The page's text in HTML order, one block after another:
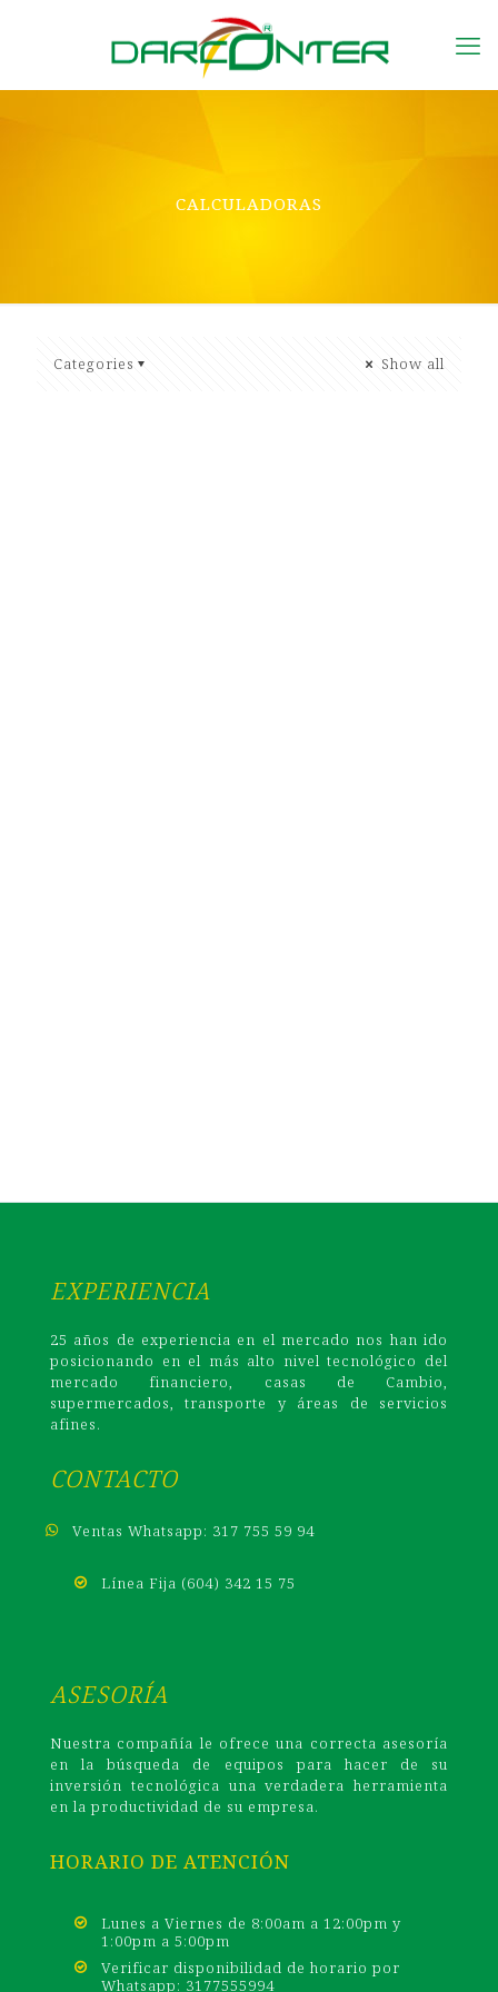
CALCULADORAS
Categories Show all
EXPERIENCIA
25 años de experiencia en el mercado nos han ido
posicionando en el más alto nivel tecnológico del
mercado financiero, casas de Cambio,
supermercados, transporte y áreas de servicios
afines.
CONTACTO
Ventas Whatsapp: 317 755 59 94
Línea Fija (604) 342 15 75
ASESORÍA
Nuestra compañía le ofrece una correcta asesoría
en la búsqueda de equipos para hacer de su
inversión tecnológica una verdadera herramienta
en la productividad de su empresa.
HORARIO DE ATENCIÓN
Lunes a Viernes de 8:00am a 12:00pm y
1:00pm a 5:00pm
Verificar disponibilidad de horario por
Whatsapp: 3177555994